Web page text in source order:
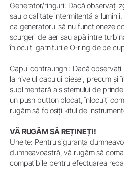
Generator/ringuri: Dacă observați
sau o calitate intermitentă a
ca generatorul să nu funcționeze
scurgeri de aer sau apă între
înlocuiți garniturile O-ring de pe
Capul contraunghi: Dacă
la nivelul capului piesei, precum și
suplimentară a sistemului de
un push button blocat, înlocuiți
rugăm să folosiți kitul de
VĂ RUGĂM SĂ REȚINEȚI!
Unelte: Pentru siguranța
dumneavoastră, vă rugăm să
compatibile pentru efectuarea